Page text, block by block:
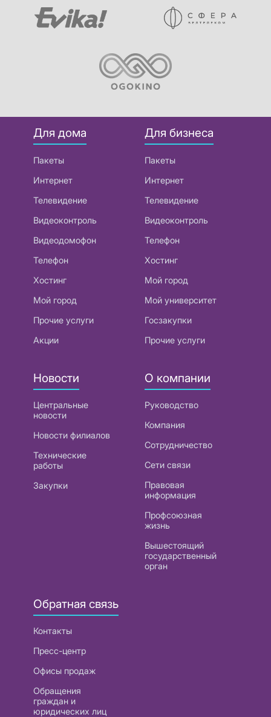
Для дома
Пакеты
Интернет
Телевидение
Видеоконтроль
Видеодомофон
Телефон
Хостинг
Мой город
Прочие услуги
Акции
Для бизнеса
Пакеты
Интернет
Телевидение
Видеоконтроль
Телефон
Хостинг
Мой город
Мой университет
Госзакупки
Прочие услуги
Новости
Центральные
новости
Новости филиалов
Технические
работы
Закупки
О компании
Руководство
Компания
Сотрудничество
Сети связи
Правовая
информация
Профсоюзная
жизнь
Вышестоящий
государственный
орган
Обратная связь
Контакты
Пресс-центр
Офисы продаж
Обращения
граждан и
юридических лиц